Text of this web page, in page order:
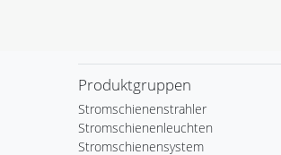
Produktgruppen
Stromschienenstrahler
Stromschienenleuchten
Stromschienensystem